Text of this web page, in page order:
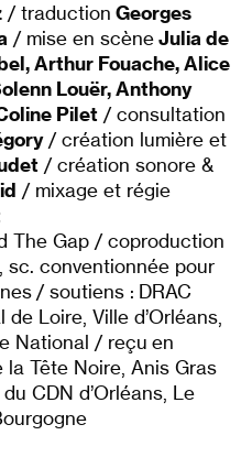
/ traduction Georges
/ mise en scèneJulia de
Arthur Fouache, Alice
Louër, Anthony
Pilet / consultation
/ création lumière et
/ création sonore &
/ mixage et régie
The Gap / coproduction
sc. conventionnée pour
/ soutiens : DRAC
Loire, Ville d’Orléans,
National / reçu en
Tête Noire, Anis Gras
CDN d’Orléans, Le